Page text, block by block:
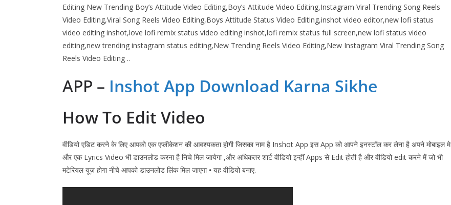
Editing New Trending Boy’s Attitude Video Editing,Boy’s Attitude Video Editing,Instagram Viral Trending Song Reels
Video Editing,Viral Song Reels Video Editing,Boys Attitude Status Video Editing,inshot video editor,new lofi status
video editing inshot,love lofi remix status video editing inshot,lofi remix status full screen,new lofi status video
editing,new trending instagram status editing,New Trending Reels Video Editing,New Instagram Viral Trending Song
Reels Video Editing ..
APP – Inshot App Download Karna Sikhe
How To Edit Video
वीडियो एडिट करने के लिए आपको एक एप्लीकेशन की आवश्यकता होगी जिसका नाम है Inshot App इस App को आपने इनस्टॉल कर लेना है अपने मोबाइल मे
और एक Lyrics Video भी डाउनलोड करना है निचे मिल जायेगा ,और अधिकतर शार्ट वीडियो इन्हीं Apps से Edit होती है और वीडियो edit करने में जो भी
मटेरियल यूज़ होगा नीचे आपको डाउनलोड लिंक मिल जाएगा • यह वीडियो बनाए.